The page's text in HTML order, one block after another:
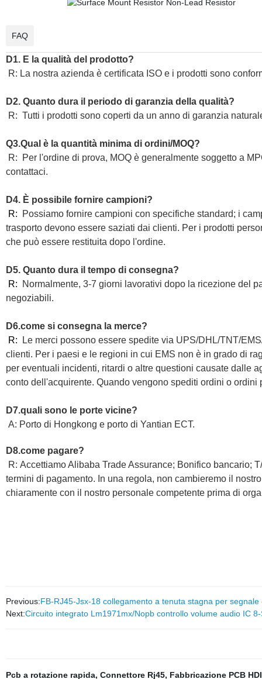
FAQ
D1. E la qualità del prodotto?
R: La nostra azienda è certificata ISO e i prodotti sono
D2. Quanto dura il periodo di garanzia della qualità?
R: Tutti i prodotti sono coperti da un anno di garanzia
Q3.Qual è la quantità minima di ordini/MOQ?
R:
Per l'ordine di prova, MOQ è generalmente soggetto a
contattaci.
D4. È possibile fornire campioni?
R:
Possiamo fornire campioni con specifiche standard; i
trasporto devono essere saziati dai clienti. Per i prodotti
che può essere restituita dopo l'ordine.
D5. Quanto dura il tempo di consegna?
R:
Normalmente, 3-7 giorni lavorativi dopo la ricezione del
negoziabili.
D6.come si consegna la merce?
R:
Le merci possono essere spedite via UPS/DHL/TNT/
clienti. Per i paesi e le regioni in cui EMS non è in grado di
per eventuali incidenti, ritardi o altre questioni causate dalle
conto dell'acquirente. Quando vengono spediti ordini o
D7.quali sono le porte vicine?
A: Porto di Hongkong e porto di Yantian ECT.
D8.come pagare?
R: Accettiamo Alibaba Trade Assurance; Bonifico bancario;
termini di pagamento. In una regola, non cambieremo il
chiaramente con il nostro personale competente prima di
Previous:FB-RJ45-Jsx-18 collegamento a tenuta stagna per
Next:Circuito integrato Lm1971mx/Nopb controllo volume audio IC
Pcb a rotazione rapida, Connettore Rj45, Fabbricazione PCB HDI